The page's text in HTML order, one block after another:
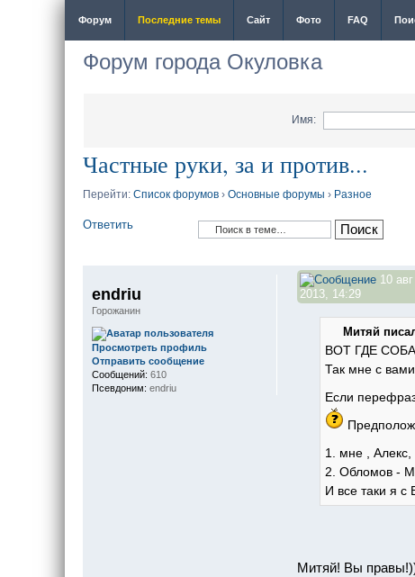
Форум Последние темы Сайт Фото FAQ
Форум города Окуловка
Имя:
Частные руки, за и против...
Перейти: Список форумов › Основные форумы › Разное
Ответить
10 авг
2013, 14:29
Митяй
ВОТ ГДЕ
Так мне с
Если
1. мне , Алекс,
2. Обломов -
И все таки я
Митяй! Вы
endriu
Горожанин
Просмотреть профиль
Отправить сообщение
Сообщений: 610
Псевдоним: endriu